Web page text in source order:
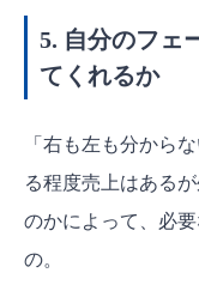
5. 自分のフェ
てくれるか
「右も左も分から
る程度売上はある
のかによって、必
の。